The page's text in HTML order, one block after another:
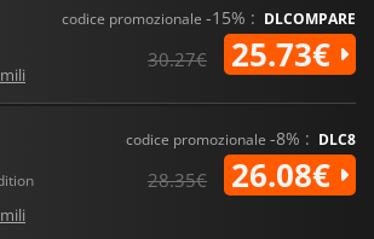
codice promozionale -15% : DLCOMPARE
30.27€ 25.73€
codice promozionale -8% : DLC8
28.35€ 26.08€